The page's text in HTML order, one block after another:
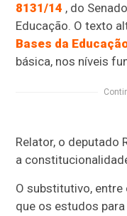
8131/14 , do
Educação. O texto
Bases da
básica, nos níveis
Relator, o deputado
a
O substitutivo,
que os estudos